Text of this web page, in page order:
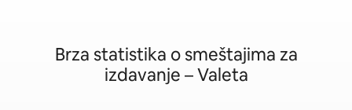
Brza statistika o smeštajima za
izdavanje – Valeta